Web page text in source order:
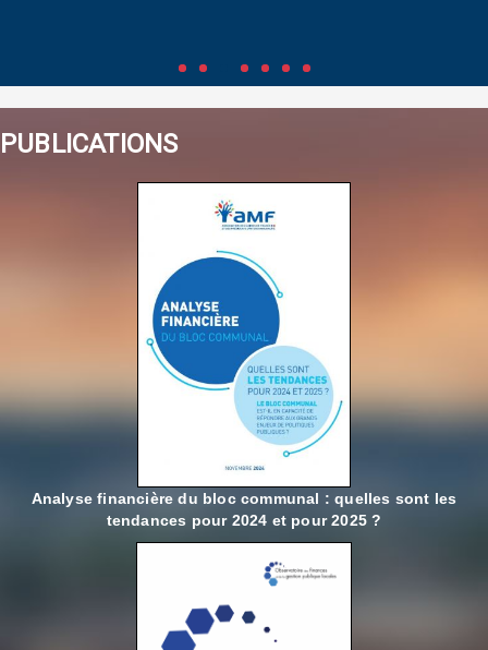
PUBLICATIONS
Analyse financière du bloc communal : quelles sont les
tendances pour 2024 et pour 2025 ?